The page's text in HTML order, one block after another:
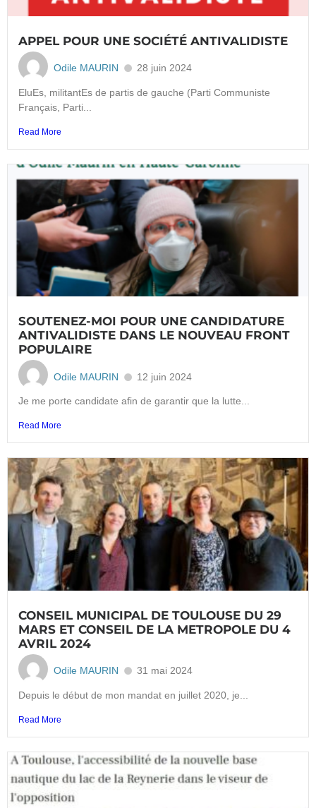
APPEL POUR UNE SOCIÉTÉ ANTIVALIDISTE
Odile MAURIN 28 juin 2024
EluEs, militantEs de partis de gauche (Parti Communiste
Français, Parti...
Read More
SOUTENEZ-MOI POUR UNE CANDIDATURE
ANTIVALIDISTE DANS LE NOUVEAU FRONT
POPULAIRE
Odile MAURIN 12 juin 2024
Je me porte candidate afin de garantir que la lutte...
Read More
CONSEIL MUNICIPAL DE TOULOUSE DU 29
MARS ET CONSEIL DE LA METROPOLE DU 4
AVRIL 2024
Odile MAURIN 31 mai 2024
Depuis le début de mon mandat en juillet 2020, je...
Read More